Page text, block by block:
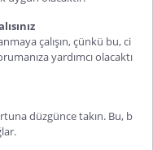
çalışın, çünkü bu, ci
yardımcı olacaktı
düzgünce takın. Bu, b